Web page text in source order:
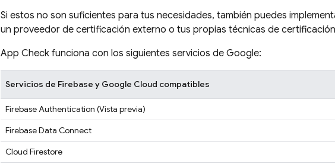
Si estos no son suficientes para tus necesidades, también puedes
un proveedor de certificación externo o tus propias técnicas de
App Check funciona con los siguientes servicios de Google:
Servicios de Firebase y Google Cloud compatibles
Firebase Authentication (Vista previa)
Firebase Data Connect
Cloud Firestore